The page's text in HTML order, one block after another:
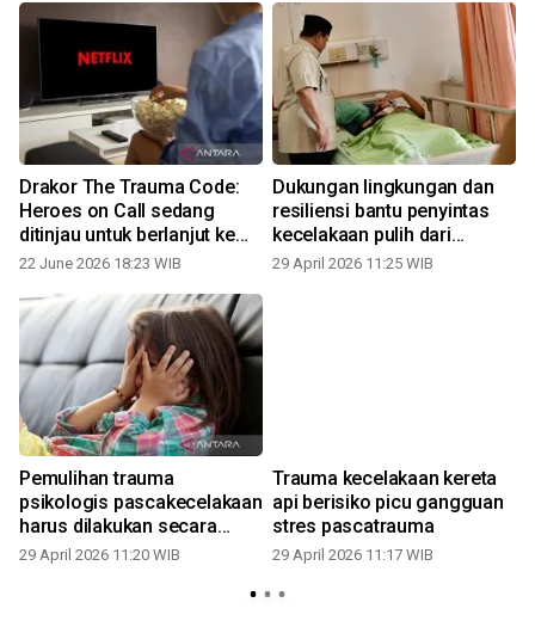
Drakor The Trauma Code:
Heroes on Call sedang
ditinjau untuk berlanjut ke
musim kedua
22 June 2026 18:23 WIB
Dukungan lingkungan dan
resiliensi bantu penyintas
kecelakaan pulih dari
trauma
29 April 2026 11:25 WIB
Pemulihan trauma
psikologis pascakecelakaan
harus dilakukan secara
bertahap
29 April 2026 11:20 WIB
Trauma kecelakaan kereta
api berisiko picu gangguan
stres pascatrauma
29 April 2026 11:17 WIB